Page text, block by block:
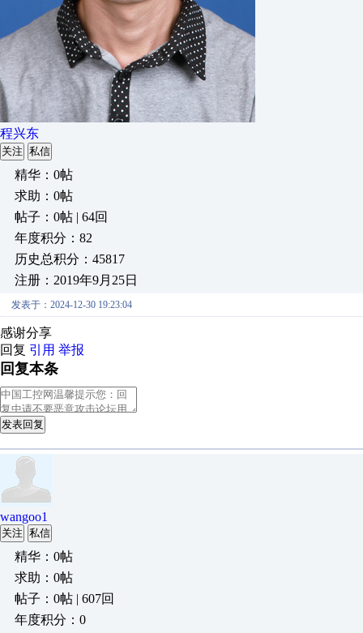
程兴东
关注 私信
精华：0帖
求助：0帖
帖子：0帖 | 64回
年度积分：82
历史总积分：45817
注册：2019年9月25日
发表于：2024-12-30 19:23:04
感谢分享
回复 引用 举报
回复本条
发表回复
wangoo1
关注 私信
精华：0帖
求助：0帖
帖子：0帖 | 607回
年度积分：0